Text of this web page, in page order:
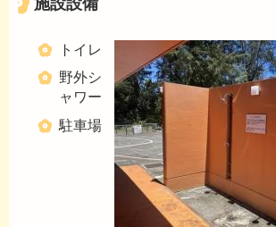
トイレ
野外シ
ャワー
駐車場